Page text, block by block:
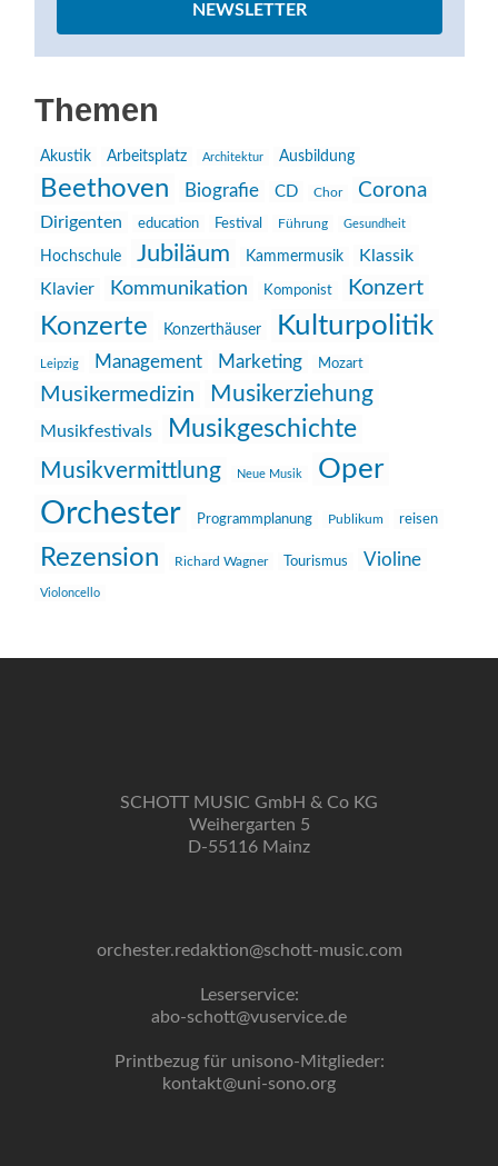
NEWSLETTER
Themen
Akustik Arbeitsplatz Architektur Ausbildung
Beethoven Biografie CD Chor Corona
Dirigenten education Festival Führung Gesundheit
Hochschule Jubiläum Kammermusik
Klassik
Klavier
Kommunikation Komponist Konzert
Konzerte Konzerthäuser Kulturpolitik
Leipzig Management Marketing Mozart
Musikermedizin Musikerziehung
Musikfestivals Musikgeschichte
Musikvermittlung Neue Musik Oper
Orchester Programmplanung Publikum reisen
Rezension Richard Wagner Tourismus Violine
Violoncello
SCHOTT MUSIC GmbH & Co KG
Weihergarten 5
D-55116 Mainz
orchester.redaktion@schott-music.com
Leserservice:
abo-schott@vuservice.de
Printbezug für unisono-Mitglieder:
kontakt@uni-sono.org